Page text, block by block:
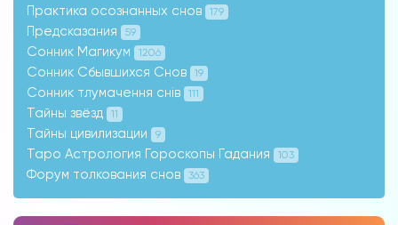
Практика осознанных снов 179
Предсказания 59
Сонник Магикум 1206
Сонник Сбывшихся Снов 19
Сонник тлумачення снів 111
Тайны звёзд 11
Тайны цивилизации 9
Таро Астрология Гороскопы Гадания 103
Форум толкования снов 363